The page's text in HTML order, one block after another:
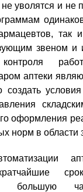
уволятся и не
так и
звеном и
контроля
аптеки
создать
оформления
норм в области
большую